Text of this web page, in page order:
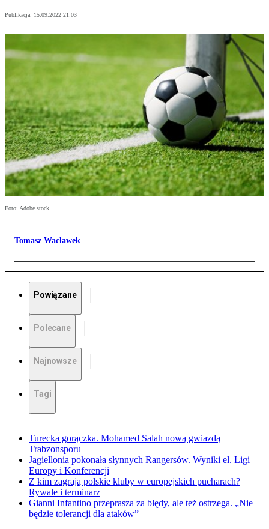
Publikacja: 15.09.2022 21:03
Foto: Adobe stock
Tomasz Wacławek
Powiązane
Polecane
Najnowsze
Tagi
Turecka gorączka. Mohamed Salah nową gwiazdą
Trabzonsporu
Jagiellonia pokonała słynnych Rangersów. Wyniki el. Ligi
Europy i Konferencji
Z kim zagrają polskie kluby w europejskich pucharach?
Rywale i terminarz
Gianni Infantino przeprasza za błędy, ale też ostrzega. „Nie
będzie tolerancji dla ataków”